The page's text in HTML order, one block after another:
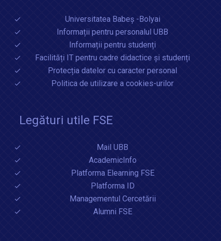
Universitatea Babeș -Bolyai
Informații pentru personalul UBB
Informații pentru studenți
Facilități IT pentru cadre didactice și studenți
Protecția datelor cu caracter personal
Politica de utilizare a cookies-urilor
Legături utile FSE
Mail UBB
AcademicInfo
Platforma Elearning FSE
Platforma ID
Managementul Cercetării
Alumni FSE